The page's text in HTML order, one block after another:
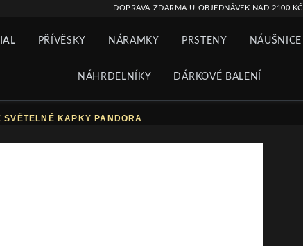
DOPRAVA ZDARMA U OBJEDNÁVEK NAD 2100 KČ
PŘÍVĚSKY NÁRAMKY PRSTENY NÁUŠNICE
NÁHRDELNÍKY DÁRKOVÉ BALENÍ
SVĚTELNÉ KAPKY PANDORA